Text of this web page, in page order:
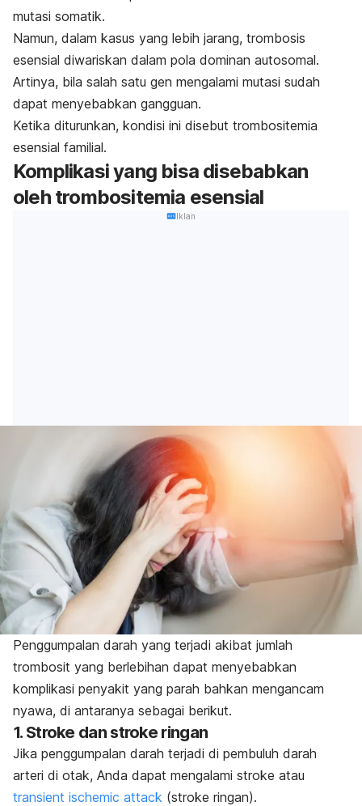
mutasi somatik.
Namun, dalam kasus yang lebih jarang, trombosis
esensial diwariskan dalam pola dominan autosomal.
Artinya, bila salah satu gen mengalami mutasi sudah
dapat menyebabkan gangguan.
Ketika diturunkan, kondisi ini disebut trombositemia
esensial familial.
Komplikasi yang bisa disebabkan
oleh trombositemia esensial
Iklan
Penggumpalan darah yang terjadi akibat jumlah
trombosit yang berlebihan dapat menyebabkan
komplikasi penyakit yang parah bahkan mengancam
nyawa, di antaranya sebagai berikut.
1. Stroke dan stroke ringan
Jika penggumpalan darah terjadi di pembuluh darah
arteri di otak, Anda dapat mengalami stroke atau
transient ischemic attack (stroke ringan).